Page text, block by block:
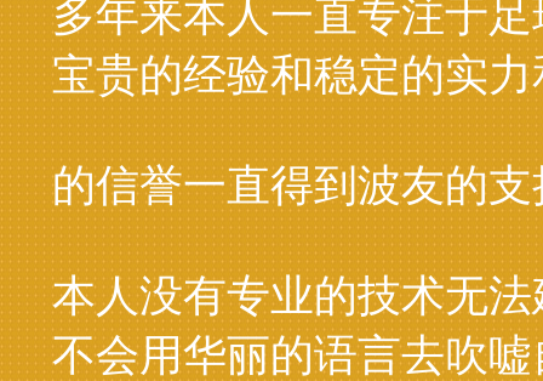
多年来本人一直专注于
宝贵的经验和稳定的实
的信誉一直得到波友的支
本人没有专业的技术无
不会用华丽的语言去吹